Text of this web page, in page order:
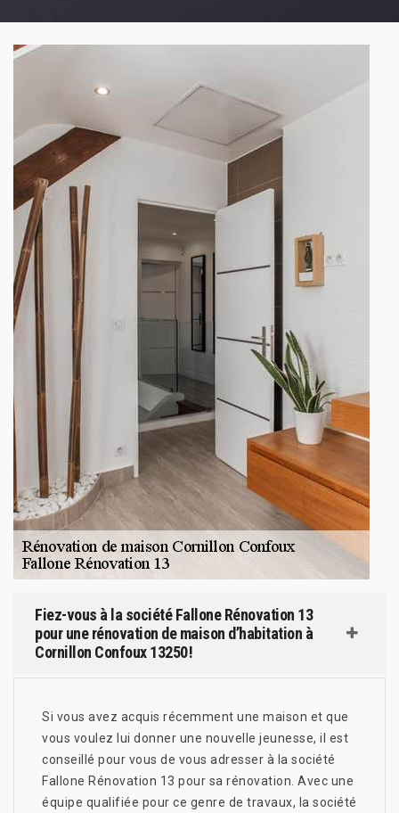
Fiez-vous à la société Fallone Rénovation 13
pour une rénovation de maison d’habitation à
Cornillon Confoux 13250 !
Si vous avez acquis récemment une maison et que
vous voulez lui donner une nouvelle jeunesse, il est
conseillé pour vous de vous adresser à la société
Fallone Rénovation 13 pour sa rénovation. Avec une
équipe qualifiée pour ce genre de travaux, la société